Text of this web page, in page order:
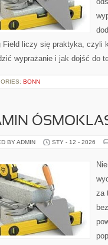
Field liczy się praktyka, czyli
wyprażanie i jak dojść do
BONN
BY ADMIN STY - 12 - 2026
za